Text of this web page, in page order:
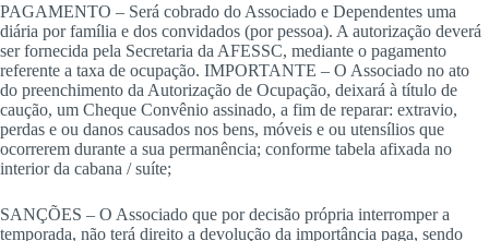
PAGAMENTO – Será cobrado do Associado e Dependentes uma
diária por família e dos convidados (por pessoa). A autorização deverá
ser fornecida pela Secretaria da AFESSC, mediante o pagamento
referente a taxa de ocupação. IMPORTANTE – O Associado no ato
do preenchimento da Autorização de Ocupação, deixará à título de
caução, um Cheque Convênio assinado, a fim de reparar: extravio,
perdas e ou danos causados nos bens, móveis e ou utensílios que
ocorrerem durante a sua permanência; conforme tabela afixada no
interior da cabana / suíte;
SANÇÕES – O Associado que por decisão própria interromper a
temporada, não terá direito a devolução da importância paga, sendo